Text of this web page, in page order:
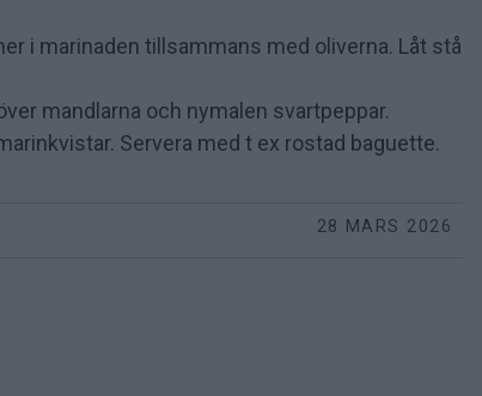
i marinaden tillsammans med oliverna. Låt stå
mandlarna och nymalen svartpeppar.
Servera med t ex rostad baguette.
28 MARS 2026